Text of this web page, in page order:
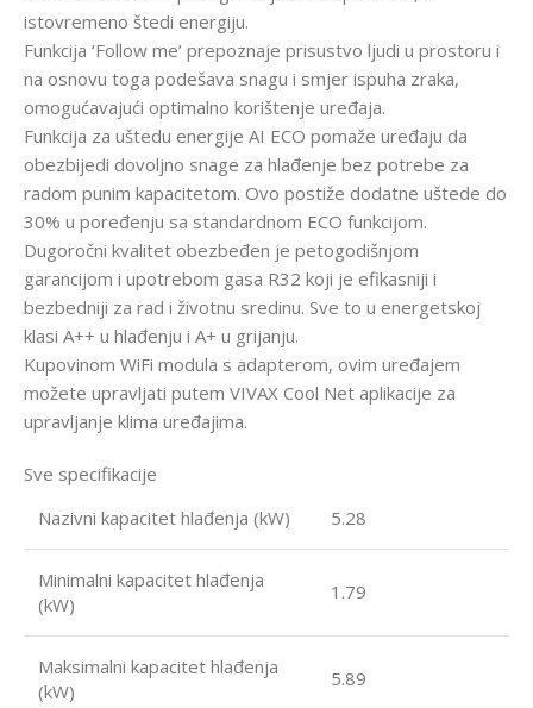
istovremeno štedi energiju.
Funkcija ‘Follow me’ prepoznaje prisustvo ljudi u prostoru i
na osnovu toga podešava snagu i smjer ispuha zraka,
omogućavajući optimalno korištenje uređaja.
Funkcija za uštedu energije AI ECO pomaže uređaju da
obezbijedi dovoljno snage za hlađenje bez potrebe za
radom punim kapacitetom. Ovo postiže dodatne uštede do
30% u poređenju sa standardnom ECO funkcijom.
Dugoročni kvalitet obezbeđen je petogodišnjom
garancijom i upotrebom gasa R32 koji je efikasniji i
bezbedniji za rad i životnu sredinu. Sve to u energetskoj
klasi A++ u hlađenju i A+ u grijanju.
Kupovinom WiFi modula s adapterom, ovim uređajem
možete upravljati putem VIVAX Cool Net aplikacije za
upravljanje klima uređajima.
Sve specifikacije
Nazivni kapacitet hlađenja (kW)
5.28
Minimalni kapacitet hlađenja
(kW)
1.79
Maksimalni kapacitet hlađenja
(kW)
5.89